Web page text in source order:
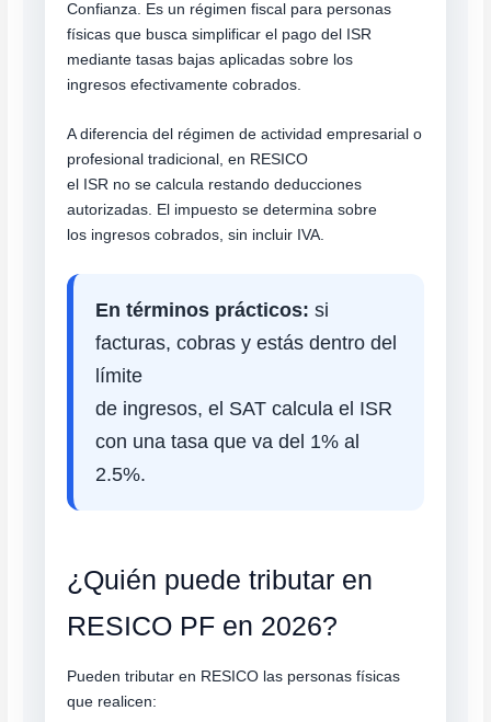
Confianza. Es un régimen fiscal para personas
físicas que busca simplificar el pago del ISR
mediante tasas bajas aplicadas sobre los
ingresos efectivamente cobrados.
A diferencia del régimen de actividad empresarial o
profesional tradicional, en RESICO
el ISR no se calcula restando deducciones
autorizadas. El impuesto se determina sobre
los ingresos cobrados, sin incluir IVA.
En términos prácticos: si
facturas, cobras y estás dentro del
límite
de ingresos, el SAT calcula el ISR
con una tasa que va del 1% al
2.5%.
¿Quién puede tributar en
RESICO PF en 2026?
Pueden tributar en RESICO las personas físicas
que realicen: